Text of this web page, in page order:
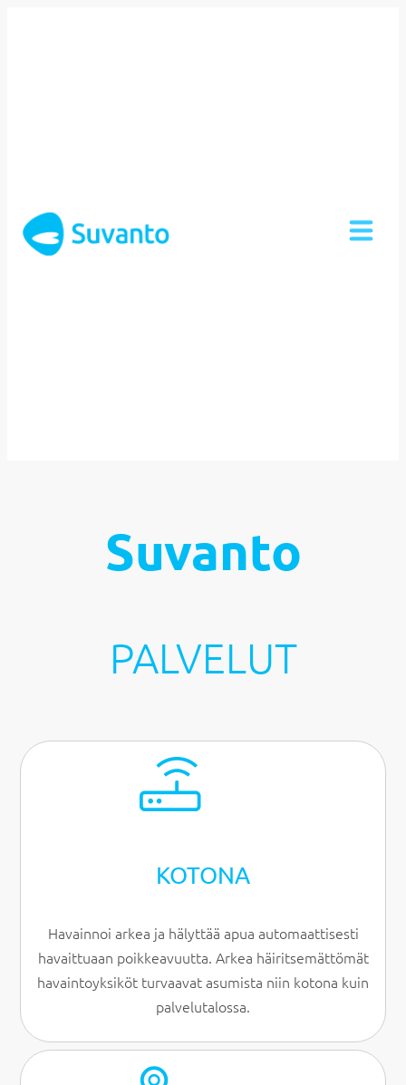
Suvanto
PALVELUT
KOTONA
Havainnoi arkea ja hälyttää apua automaattisesti
havaittuaan poikkeavuutta. Arkea häiritsemättömät
havaintoyksiköt turvaavat asumista niin kotona kuin
palvelutalossa.